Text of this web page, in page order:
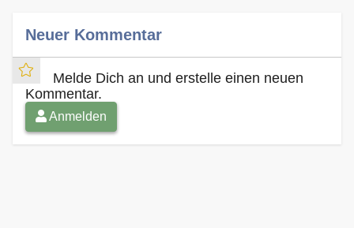
Neuer Kommentar
Melde Dich an und erstelle einen neuen
Kommentar.
Anmelden